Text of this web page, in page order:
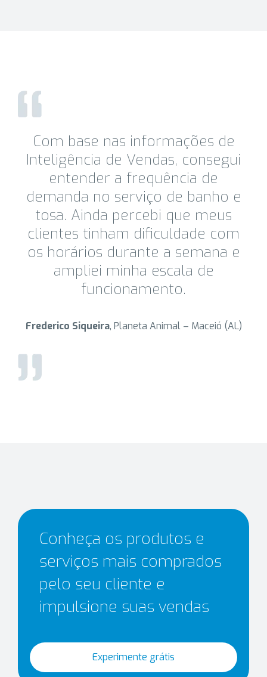
Com base nas informações de
Inteligência de Vendas, consegui
entender a frequência de
demanda no serviço de banho e
tosa. Ainda percebi que meus
clientes tinham dificuldade com
os horários durante a semana e
ampliei minha escala de
funcionamento.
Frederico Siqueira, Planeta Animal – Maceió (AL)
Conheça os produtos e
serviços mais comprados
pelo seu cliente e
impulsione suas vendas
Experimente grátis